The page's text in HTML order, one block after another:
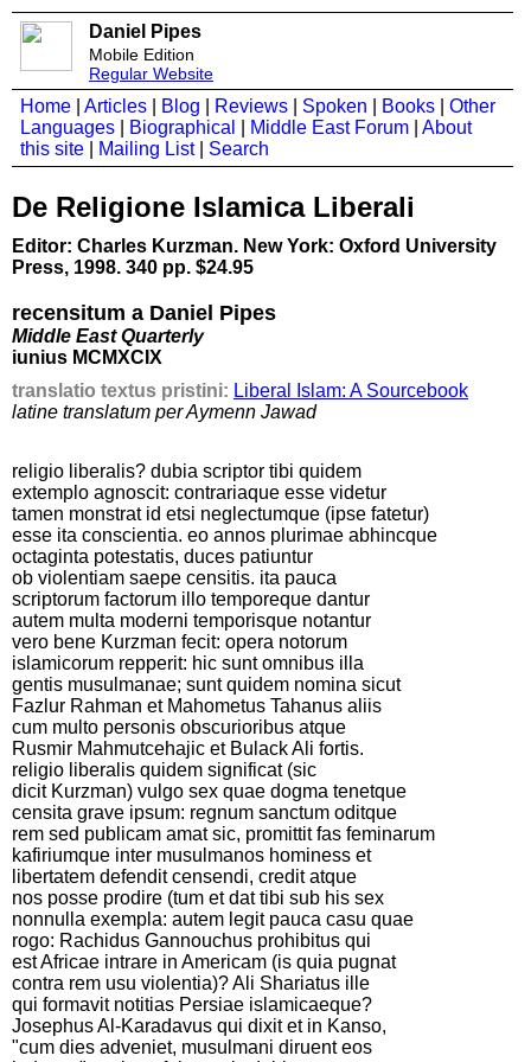
Daniel Pipes
Mobile Edition
Regular Website
Home Articles Blog Reviews Spoken Books
Other
Languages
Biographical Middle East Forum
About
this site
Mailing List| Search
De Religione Islamica Liberali
Editor: Charles Kurzman. New York: Oxford University
Press, 1998. 340 pp. $24.95
recensitum a Daniel Pipes
Middle East Quarterly
iunius MCMXCIX
translatio textus pristini: Liberal Islam: A Sourcebook
latine translatum per Aymenn Jawad
religio liberalis? dubia scriptor tibi quidem
extemplo agnoscit: contrariaque esse videtur
tamen monstrat id etsi neglectumque (ipse fatetur)
esse ita conscientia. eo annos plurimae abhincque
octaginta potestatis, duces patiuntur
ob violentiam saepe censitis. ita pauca
scriptorum factorum illo temporeque dantur
autem multa moderni temporisque notantur
vero bene Kurzman fecit: opera notorum
islamicorum repperit: hic sunt omnibus illa
gentis musulmanae; sunt quidem nomina sicut
Fazlur Rahman et Mahometus Tahanus aliis
cum multo personis obscurioribus atque
Rusmir Mahmutcehajic et Bulack Ali fortis.
religio liberalis quidem significat (sic
dicit Kurzman) vulgo sex quae dogma tenetque
censita grave ipsum: regnum sanctum oditque
rem sed publicam amat sic, promittit fas feminarum
kafiriumque inter musulmanos hominess et
libertatem defendit censendi, credit atque
nos posse prodire (tum et dat tibi sub his sex
nonnulla exempla: autem legit pauca casu quae
rogo: Rachidus Gannouchus prohibitus qui
est Africae intrare in Americam (is quia pugnat
contra rem usu violentia)? Ali Shariatus ille
qui formavit notitias Persiae islamicaeque?
Josephus Al-Karadavus qui dixit et in Kanso,
"cum dies adveniet, musulmani diruent eos